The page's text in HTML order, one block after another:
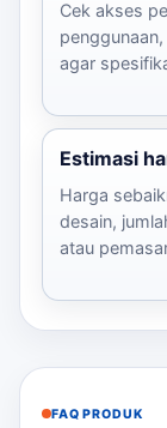
Cek akses
agar
Estimasi
Harga
desain,
atau
FAQ PRODUK